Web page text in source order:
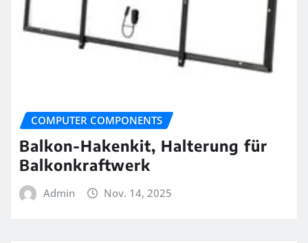
COMPUTER COMPONENTS
Balkon-Hakenkit, Halterung für
Balkonkraftwerk
Admin Nov. 14, 2025